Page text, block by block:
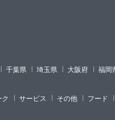
千葉県 埼玉県 大阪府 福岡
サービス その他 フード